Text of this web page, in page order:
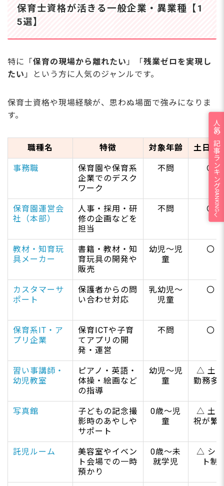
保育士資格が活きる一般企業・異業種【1
5選】
特に「保育の現場から離れたい 」「残業ゼロを実現し
たい 」という方に人気のジャンルです。
保育士資格や現場経験が、思わぬ場面で強みになりま
す。
職種名 特徴 対象年齢 土日休
事務職
保育園や保育系
企業でのデスク
ワーク
不問 〇
保育園運営会
社（本部）
人事・採用・研
修の企画などを
担当
不問 〇
教材・知育玩
具メーカー
書籍・教材・知
育玩具の開発や
販売
幼児～児
童
〇
カスタマーサ
ポート
保護者からの問
い合わせ対応
乳幼児～
児童
〇
保育系IT・ア
プリ企業
保育ICTや子育
てアプリの開
発・運営
不問 〇
習い事講師・
幼児教室
ピアノ・英語・
体操・絵画など
の指導
幼児～児
童
△ 土日
勤務多
写真館
子どもの記念撮
影時のあやしや
サポート
0歳～児
童
△ 土日
祝が繁
託児ルーム
美容室やイベン
ト会場での一時
預かり
0歳～未
就学児
△ シフ
ト制
人気の記事ランキング
RANKING